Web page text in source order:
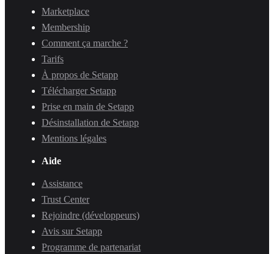
Marketplace
Membership
Comment ça marche ?
Tarifs
À propos de Setapp
Télécharger Setapp
Prise en main de Setapp
Désinstallation de Setapp
Mentions légales
Aide
Assistance
Trust Center
Rejoindre (développeurs)
Avis sur Setapp
Programme de partenariat